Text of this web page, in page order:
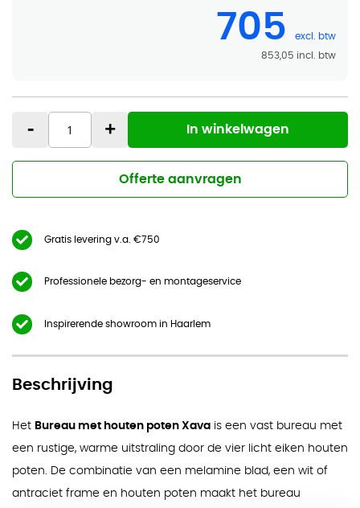
705
853,05
- + In winkelwagen
Offerte aanvragen
Gratis levering v.a. €750
Professionele bezorg- en montageservice
Inspirerende showroom in Haarlem
Beschrijving
Het Bureau met houten poten Xava is een vast bureau met
een rustige, warme uitstraling door de vier licht eiken houten
poten. De combinatie van een melamine blad, een wit of
antraciet frame en houten poten maakt het bureau